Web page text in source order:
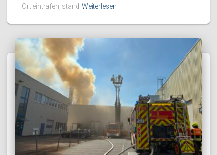
Ort eintrafen, stand Weiterlesen